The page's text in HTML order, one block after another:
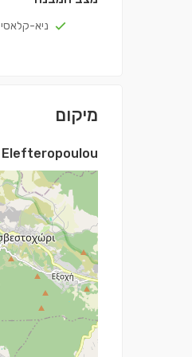
ניא-קלאסי
מיקום
Elefteropoulou